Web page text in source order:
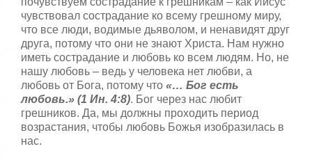
чувствовал сострадание ко всему грешному миру,
что все люди, водимые дьяволом, и ненавидят друг
друга, потому что они не знают Христа. Нам нужно
иметь сострадание и любовь ко всем людям. Но, не
нашу любовь – ведь у человека нет любви, а
любовь от Бога, потому что «… Бог есть
любовь.» (1 Ин. 4:8). Бог через нас любит
грешников. Да, мы должны проходить период
возрастания, чтобы любовь Божья изобразилась в
нас.